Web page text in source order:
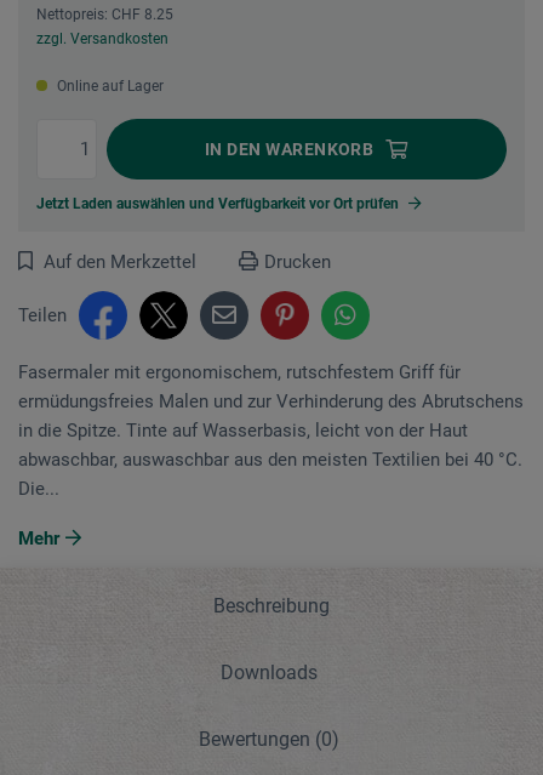
Nettopreis: CHF 8.25
zzgl. Versandkosten
Online auf Lager
IN DEN WARENKORB
Jetzt Laden auswählen und Verfügbarkeit vor Ort prüfen
Auf den Merkzettel Drucken
Teilen
Fasermaler mit ergonomischem, rutschfestem Griff für
ermüdungsfreies Malen und zur Verhinderung des Abrutschens
in die Spitze. Tinte auf Wasserbasis, leicht von der Haut
abwaschbar, auswaschbar aus den meisten Textilien bei 40 °C.
Die...
Mehr
Beschreibung
Downloads
Bewertungen (0)